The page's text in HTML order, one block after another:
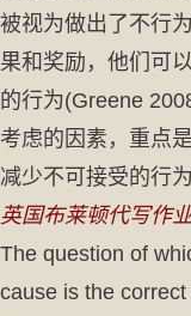
被视为做出了不行
果和奖励，他们可
的行为(Greene
考虑的因素，重点
减少不可接受的行
英国布莱顿代写作
The question of
cause is the